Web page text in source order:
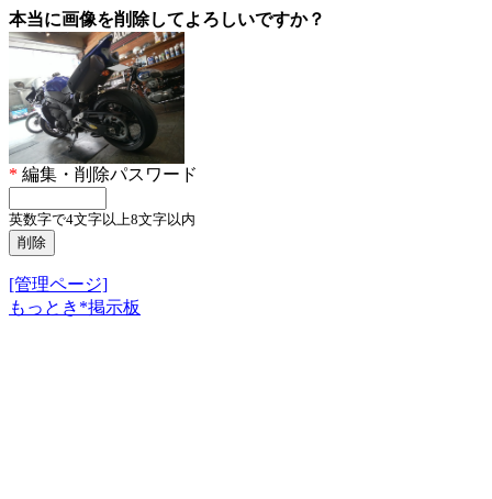
本当に画像を削除してよろしいですか？
* 編集・削除パスワード
英数字で4文字以上8文字以内
[管理ページ]
もっとき*掲示板